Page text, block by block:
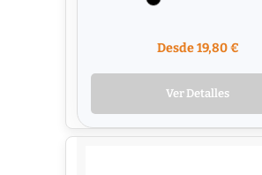
Desde 19,80 €
Ver Detalles